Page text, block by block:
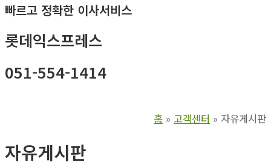
빠르고 정확한 이사서비스
롯데익스프레스
051-554-1414
홈 고객센터 자유게시판
자유게시판